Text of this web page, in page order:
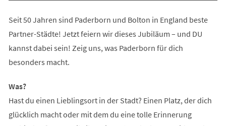
Seit 50 Jahren sind Paderborn und Bolton in England beste
Partner-Städte! Jetzt feiern wir dieses Jubiläum – und DU
kannst dabei sein! Zeig uns, was Paderborn für dich
besonders macht.
Was?
Hast du einen Lieblingsort in der Stadt? Einen Platz, der dich
glücklich macht oder mit dem du eine tolle Erinnerung